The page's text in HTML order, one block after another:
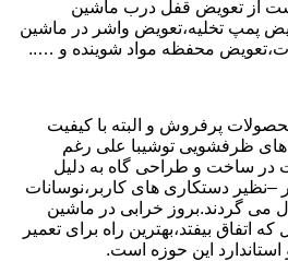
از تعویض قفل درب ماشین
پمپ تخلیه،تعویض واشر در ماشین
محفظه مواد شوینده و …..
پرفروش و البته با کیفیت
ظرفشویی توشیبا علی رغم
در ساخت و طراحی گاه به دلیل
–نظیر دستکاری های کاربر،نوسانات
می گردند.بروز خرابی در ماشین
اتفاق بیفتد،بهترین راه برای تعمیر
استاندارد این حوزه است.